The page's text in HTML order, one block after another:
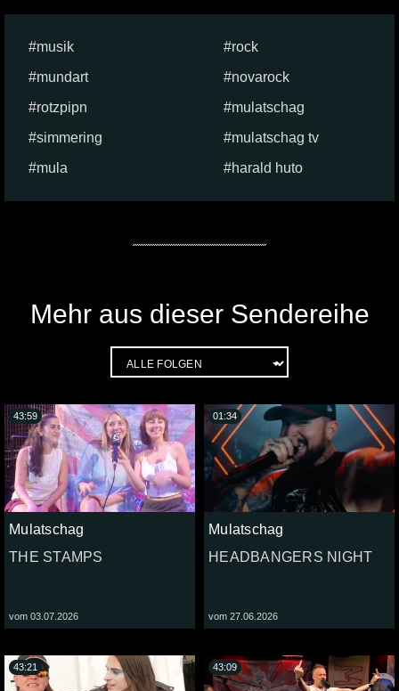
musik
rock
mundart
novarock
rotzpipn
mulatschag
simmering
mulatschag tv
mula
harald huto
Mehr aus dieser Sendereihe
Mulatschag
THE STAMPS
vom 03.07.2026
43:59
Mulatschag
HEADBANGERS NIGHT
vom 27.06.2026
01:34
43:21 43:09